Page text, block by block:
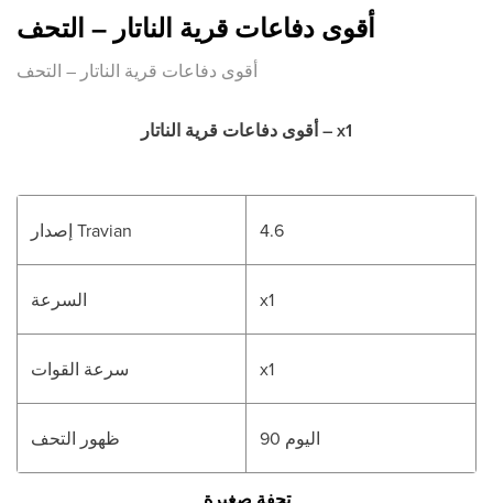
أقوى دفاعات قرية الناتار – التحف
أقوى دفاعات قرية الناتار – التحف
أقوى دفاعات قرية الناتار – x1
إصدار Travian 4.6
السرعة x1
سرعة القوات x1
ظهور التحف اليوم 90